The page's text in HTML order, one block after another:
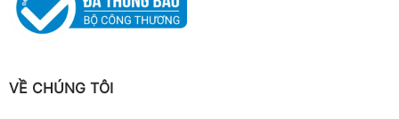
VỀ CHÚNG TÔI